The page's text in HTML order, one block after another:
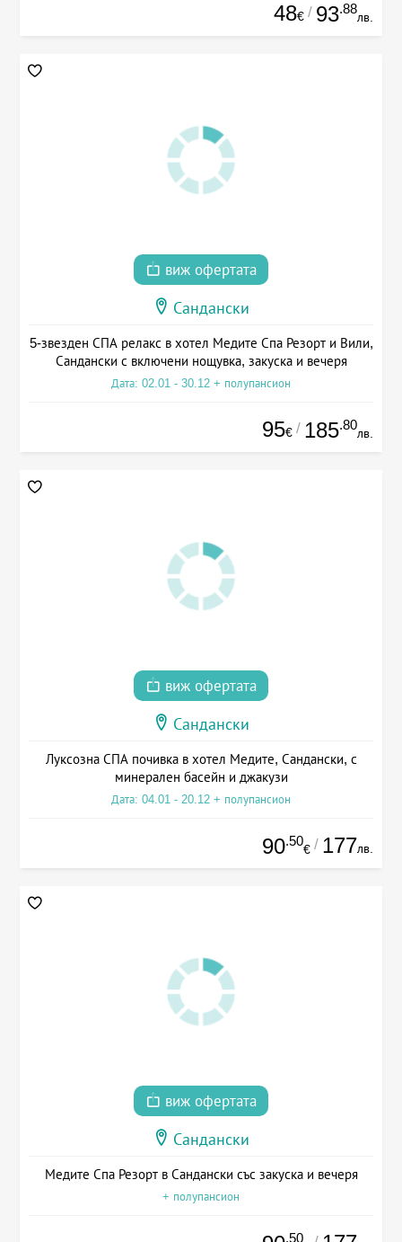
48€ / 93.88
лв.
виж офертата
Сандански
5-звезден СПА релакс в хотел Медите Спа Резорт и Вили,
Сандански с включени нощувка, закуска и вечеря
Дата: 02.01 - 30.12 + полупансион
95€ / 185.80
лв.
виж офертата
Сандански
Луксозна СПА почивка в хотел Медите, Сандански, с
минерален басейн и джакузи
Дата: 04.01 - 20.12 + полупансион
90.50
€ / 177лв.
виж офертата
Сандански
Медите Спа Резорт в Сандански със закуска и вечеря
+ полупансион
.50